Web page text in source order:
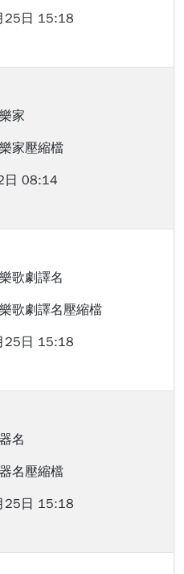
25日 15:18
家
家壓縮檔
日 08:14
歌劇譯名
歌劇譯名壓縮檔
25日 15:18
名
名壓縮檔
25日 15:18